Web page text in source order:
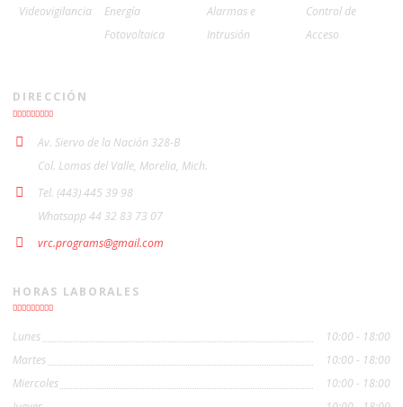
Videovigilancia
Energía
Fotovoltaica
Alarmas e
Intrusión
Control de
Acceso
DIRECCIÓN
Av. Siervo de la Nación 328-B
Col. Lomas del Valle, Morelia, Mich.
Tel. (443) 445 39 98
Whatsapp 44 32 83 73 07
vrc.programs@gmail.com
HORAS LABORALES
Lunes
10:00 - 18:00
Martes
10:00 - 18:00
Miercoles
10:00 - 18:00